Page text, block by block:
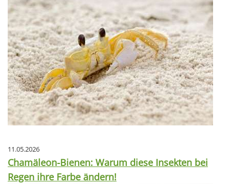
11.05.2026
Chamäleon-Bienen: Warum diese Insekten bei
Regen ihre Farbe ändern!